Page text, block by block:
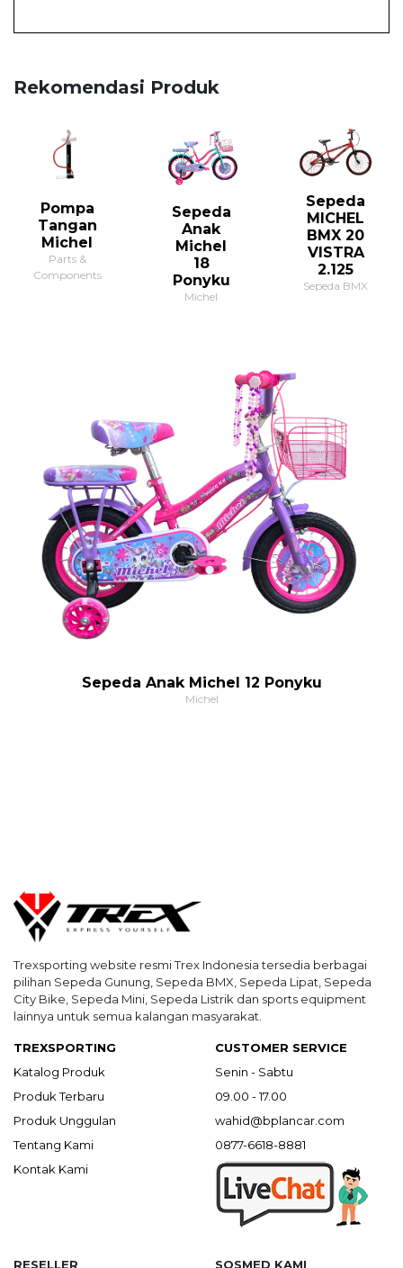
Rekomendasi Produk
Pompa
Tangan
Michel
Parts &
Components
Sepeda
Anak
Michel
18
Ponyku
Michel
Sepeda
MICHEL
BMX 20
VISTRA
2.125
Sepeda BMX
Sepeda Anak Michel 12 Ponyku
Michel
Trexsporting website resmi Trex Indonesia tersedia berbagai
pilihan Sepeda Gunung, Sepeda BMX, Sepeda Lipat, Sepeda
City Bike, Sepeda Mini, Sepeda Listrik dan sports equipment
lainnya untuk semua kalangan masyarakat.
TREXSPORTING
Katalog Produk
Produk Terbaru
Produk Unggulan
Tentang Kami
Kontak Kami
CUSTOMER SERVICE
Senin - Sabtu
09.00 - 17.00
wahid@bplancar.com
0877-6618-8881
RESELLER SOSMED KAMI